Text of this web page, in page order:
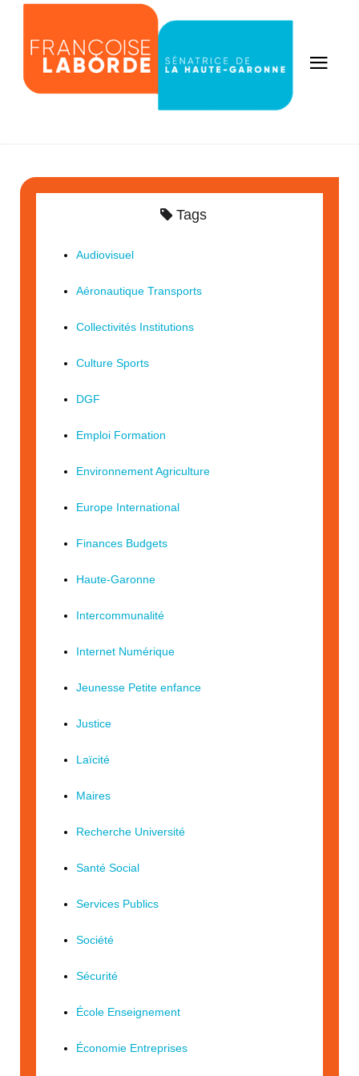
Tags
Audiovisuel
Aéronautique Transports
Collectivités Institutions
Culture Sports
DGF
Emploi Formation
Environnement Agriculture
Europe International
Finances Budgets
Haute-Garonne
Intercommunalité
Internet Numérique
Jeunesse Petite enfance
Justice
Laïcité
Maires
Recherche Université
Santé Social
Services Publics
Société
Sécurité
École Enseignement
Économie Entreprises